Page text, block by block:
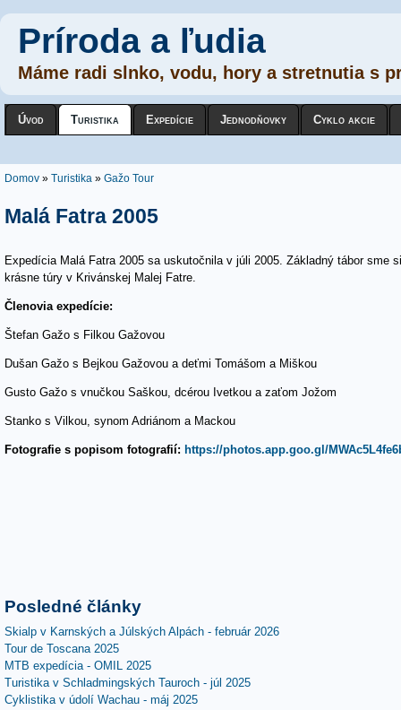
Príroda a ľudia
Máme radi slnko, vodu, hory a stretnutia s
Úvod Turistika Expedície Jednodňovky Cyklo akcie
Nachádzate sa tu
Domov » Turistika » Gažo Tour
Malá Fatra 2005
Expedícia Malá Fatra 2005 sa uskutočnila v júli 2005. Základný tábor sme
krásne túry v Krivánskej Malej Fatre.
Členovia expedície:
Štefan Gažo s Filkou Gažovou
Dušan Gažo s Bejkou Gažovou a deťmi Tomášom a Miškou
Gusto Gažo s vnučkou Saškou, dcérou Ivetkou a zaťom Jožom
Stanko s Vilkou, synom Adriánom a Mackou
Fotografie s popisom fotografií: https://photos.app.goo.gl/
Posledné články
Skialp v Karnských a Júlských Alpách - február 2026
Tour de Toscana 2025
MTB expedícia - OMIL 2025
Turistika v Schladmingských Tauroch - júl 2025
Cyklistika v údolí Wachau - máj 2025